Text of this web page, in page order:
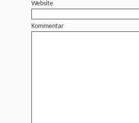
Website
Kommentar